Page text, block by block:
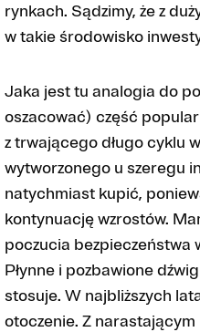
rynkach. Sądzimy, że z
w takie środowisko
Jaka jest tu analogia do
oszacować) część
z trwającego długo cyklu
wytworzonego u szeregu
natychmiast kupić,
kontynuację wzrostów.
poczucia bezpieczeństwa
Płynne i pozbawione
stosuje. W najbliższych
otoczenie. Z